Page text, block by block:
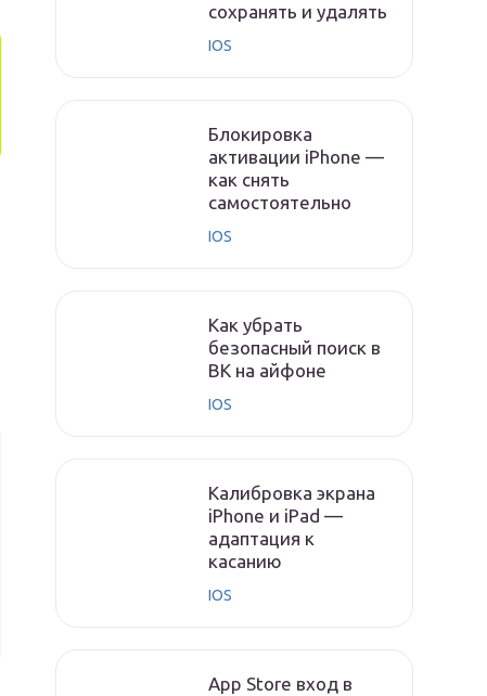
сохранять и удалять
IOS
Блокировка
активации iPhone —
как снять
самостоятельно
IOS
Как убрать
безопасный поиск в
ВК на айфоне
IOS
Калибровка экрана
iPhone и iPad —
адаптация к
касанию
IOS
App Store вход в